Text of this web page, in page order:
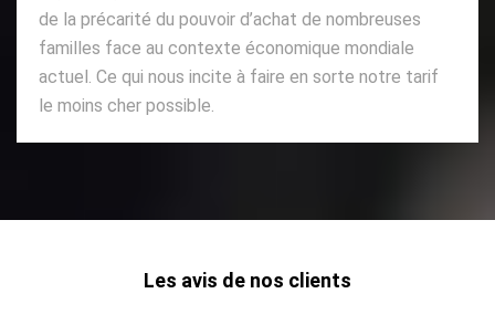
de la précarité du pouvoir d’achat de nombreuses
familles face au contexte économique mondiale
actuel. Ce qui nous incite à faire en sorte notre tarif
le moins cher possible.
Les avis de nos clients